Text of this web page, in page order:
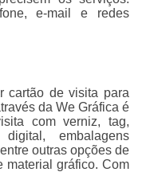
e-mail e redes
cartão de visita para
da We Gráfica é
com verniz, tag,
embalagens
outras opções de
material gráfico. Com